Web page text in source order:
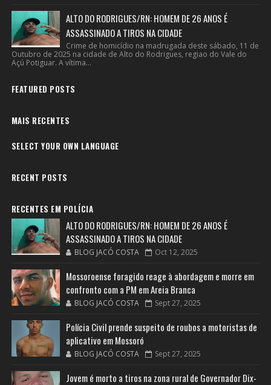
ALTO DO RODRIGUES/RN: HOMEM DE 26 ANOS É
ASSASSINADO A TIROS NA CIDADE
Crime de homicídio na madrugada deste sábado, 11 de
Outubro de 2025 na cidade de Alto do Rodrigues, regiao do Vale do
Açú Potiguar. A vítima...
FEATURED POSTS
MAIS RECENTES
SELECT YOUR OWN LANGUAGE
RECENT POSTS
RECENTES EM POLÍCIA
ALTO DO RODRIGUES/RN: HOMEM DE 26 ANOS É
ASSASSINADO A TIROS NA CIDADE
BLOG JACÓ COSTA Oct 12, 2025
Mossoroense foragido reage à abordagem e morre em
confronto com a PM em Areia Branca
BLOG JACÓ COSTA Sept 27, 2025
Polícia Civil prende suspeito de roubos a motoristas de
aplicativo em Mossoró
BLOG JACÓ COSTA Sept 27, 2025
Jovem é morto a tiros na zona rural de Governador Dix-